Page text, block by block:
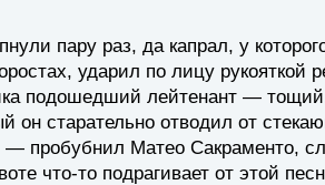
пару раз, да капрал, у
ударил по лицу рукояткой
подошедший лейтенант —
он старательно отводил от
— пробубнил Матео Сакраменто,
что-то подрагивает от этой